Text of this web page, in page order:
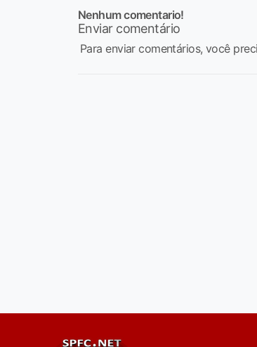
Nenhum comentario!
Enviar comentário
Para enviar comentários, você